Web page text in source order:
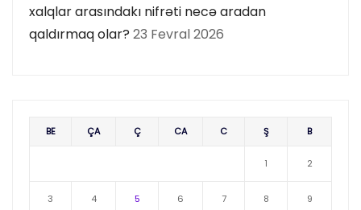
xalqlar arasındakı nifrəti necə aradan
qaldırmaq olar? 23 Fevral 2026
BE ÇA Ç CA C Ş B
1 2
3 4 5 6 7 8 9